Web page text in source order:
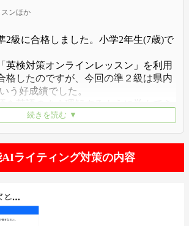
スンほか
2級に合格しました。小学2年生(7歳)で
英検対策オンラインレッスン」を利用
格したのですが、今回の準２級は県内
う好成績でした。
交えて英検対策する英会話教室では娘
的に英検対策が出来、本当に娘にはぴ
た。小学生ともなると、毎日忙しく短
暗記して点数を取ることが出来まし
ズの英検対策オンラインで頑張りた
続きを読む ▼
ライティング対策の内容